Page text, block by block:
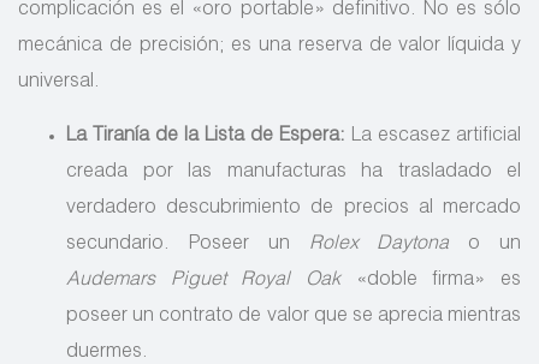
complicación es el «oro portable» definitivo. No es sólo
mecánica de precisión; es una reserva de valor líquida y
universal.
La Tiranía de la Lista de Espera: La escasez artificial
creada por las manufacturas ha trasladado el
verdadero descubrimiento de precios al mercado
secundario. Poseer un Rolex Daytona o un
Audemars Piguet Royal Oak«doble firma» es
poseer un contrato de valor que se aprecia mientras
duermes.